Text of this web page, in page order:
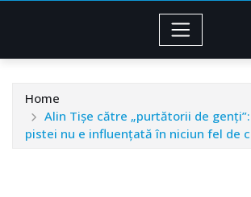
Home
Alin Tişe către „purtătorii de
pistei nu e influenţată în niciun fel de